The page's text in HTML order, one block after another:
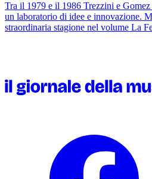
Tra il 1979 e il 1986 Trezzini e
un laboratorio di idee e innovazione.
straordinaria stagione nel volume La